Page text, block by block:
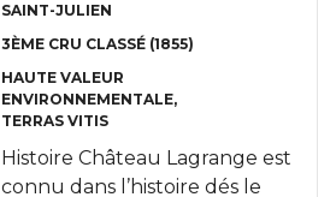
SAINT-JULIEN
3ÈME CRU CLASSÉ (1855)
HAUTE VALEUR
ENVIRONNEMENTALE
TERRAS VITIS
Histoire Château Lagrange est
connu dans l’histoire dés le